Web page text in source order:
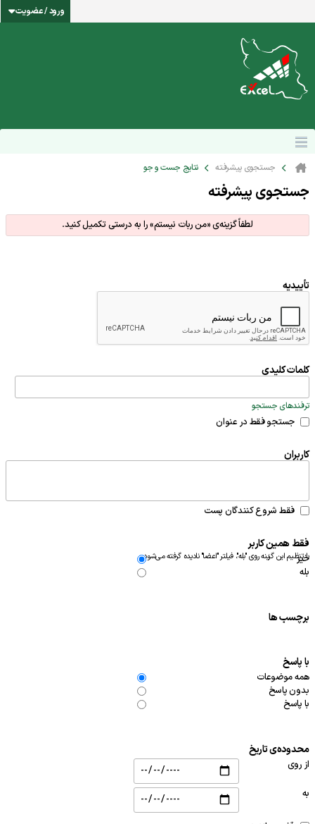
ورود / عضویت
جستجوی پیشرفته نتایج جست و جو
جستجوی پیشرفته
لطفاً گزینه‌ی «من ربات نیستم» را به درستی تکمیل کنید.
تأییدیه
کلمات کلیدی
ترفندهای جستجو
جستجو فقط در عنوان
کاربران
فقط شروع کنندگان پست
فقط همین کاربر
با تنظیم این گزینه روی "بله"، فیلتر "اعضا" نادیده گرفته می‌شود.
خیر
بله
برچسب ها
با پاسخ
همه موضوعات
بدون پاسخ
با پاسخ
محدوده‌ی تاریخ
از روی
به